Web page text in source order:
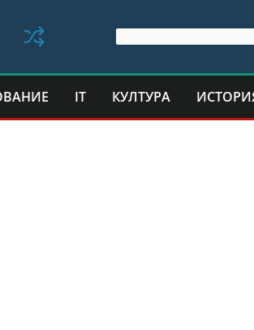
IT КУЛТУРА